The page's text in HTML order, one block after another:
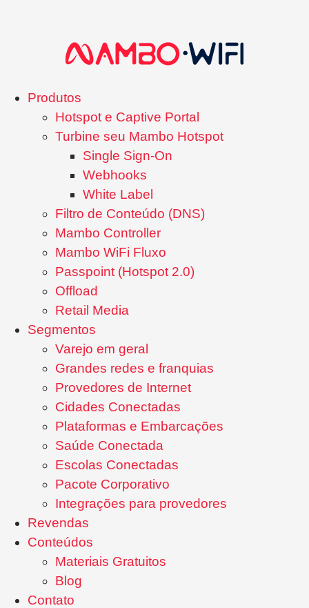
Produtos
Hotspot e Captive Portal
Turbine seu Mambo Hotspot
Single Sign-On
Webhooks
White Label
Filtro de Conteúdo (DNS)
Mambo Controller
Mambo WiFi Fluxo
Passpoint (Hotspot 2.0)
Offload
Retail Media
Segmentos
Varejo em geral
Grandes redes e franquias
Provedores de Internet
Cidades Conectadas
Plataformas e Embarcações
Saúde Conectada
Escolas Conectadas
Pacote Corporativo
Integrações para provedores
Revendas
Conteúdos
Materiais Gratuitos
Blog
Contato